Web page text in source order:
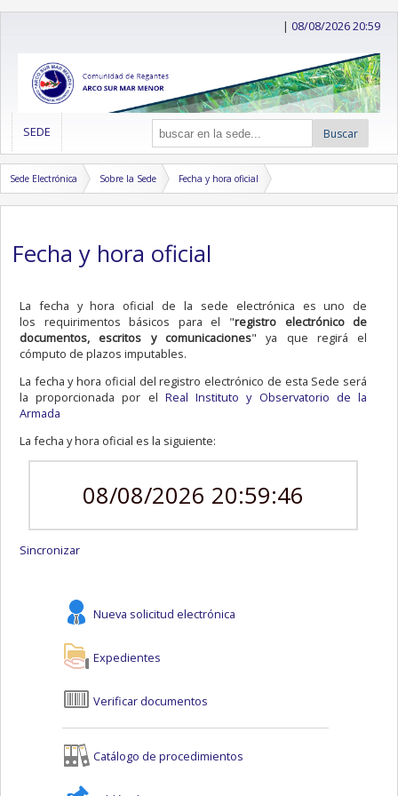
|08/08/2026 20:59
SEDE Buscar
Sede Electrónica Sobre la Sede Fecha y hora oficial
Fecha y hora oficial
La fecha y hora oficial de la sede electrónica es uno de
los requirimentos básicos para el "registro electrónico de
documentos, escritos y comunicaciones" ya que regirá el
cómputo de plazos imputables.
La fecha y hora oficial del registro electrónico de esta Sede será
la proporcionada por el Real Instituto y Observatorio de la
Armada
La fecha y hora oficial es la siguiente:
08/08/2026 20:59:46
Sincronizar
Nueva solicitud electrónica
Expedientes
Verificar documentos
Catálogo de procedimientos